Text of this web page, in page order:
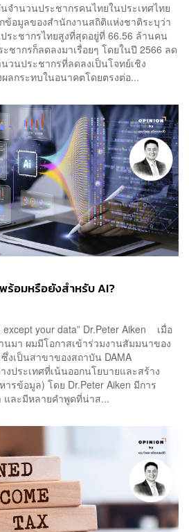
จำนวนประชากรคนไทยในประเทศไทย
ข้อมูลของสำนักงานสถิติแห่งชาติระบุว่า
ระชากรไทยสูงที่สุดอยู่ที่ 66.56 ล้านคน
ชากรก็ลดลงมาเรื่อยๆ โดยในปี 2566 ลด
วนประชากรที่ลดลงเป็นโจทย์เชิง
ลกระทบในอนาคตโดยตรงต่อ...
อมหรือยังสำหรับ AI?
except your data” Dr.Peter Aiken เมื่อ
นมา ผมมีโอกาสเข้าร่วมงานสัมมนาของ
ซึ่งเป็นสาขาของสถาบัน DAMA
งประเทศที่เน้นออกนโยบายและสร้าง
รข้อมูล) โดย Dr.Peter Aiken มีการ
และมีหลายคำพูดที่น่าส...